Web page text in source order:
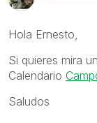
Hola Ernesto,
Si quieres mira
Calendario
Saludos